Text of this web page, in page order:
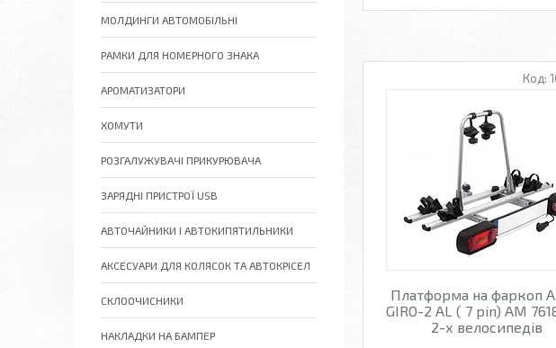
Платформа на фаркоп
GIRO-2 AL ( 7 pin) AM
2-х велосипедів
МОЛДИНГИ АВТОМОБІЛЬНІ
РАМКИ ДЛЯ НОМЕРНОГО ЗНАКА
АРОМАТИЗАТОРИ
ХОМУТИ
РОЗГАЛУЖУВАЧІ ПРИКУРЮВАЧА
ЗАРЯДНІ ПРИСТРОЇ USB
АВТОЧАЙНИКИ І АВТОКИПЯТИЛЬНИКИ
АКСЕСУАРИ ДЛЯ КОЛЯСОК ТА АВТОКРІСЕЛ
СКЛООЧИСНИКИ
НАКЛАДКИ НА БАМПЕР